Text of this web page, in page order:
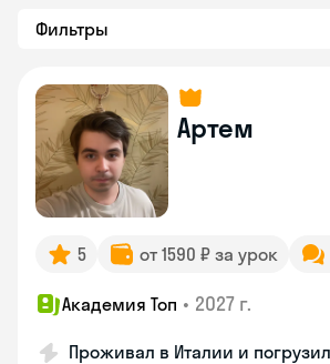
Фильтры
Артем
5 от 1590 ₽ за урок
Академия Топ • 2027 г.
Проживал в Италии и